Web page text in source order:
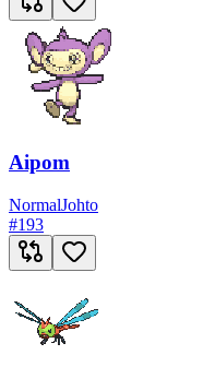
Aipom
NormalJohto
#193